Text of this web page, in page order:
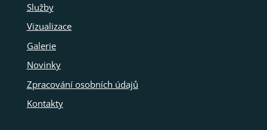
Služby
Vizualizace
Galerie
Novinky
Zpracování osobních údajů
Kontakty